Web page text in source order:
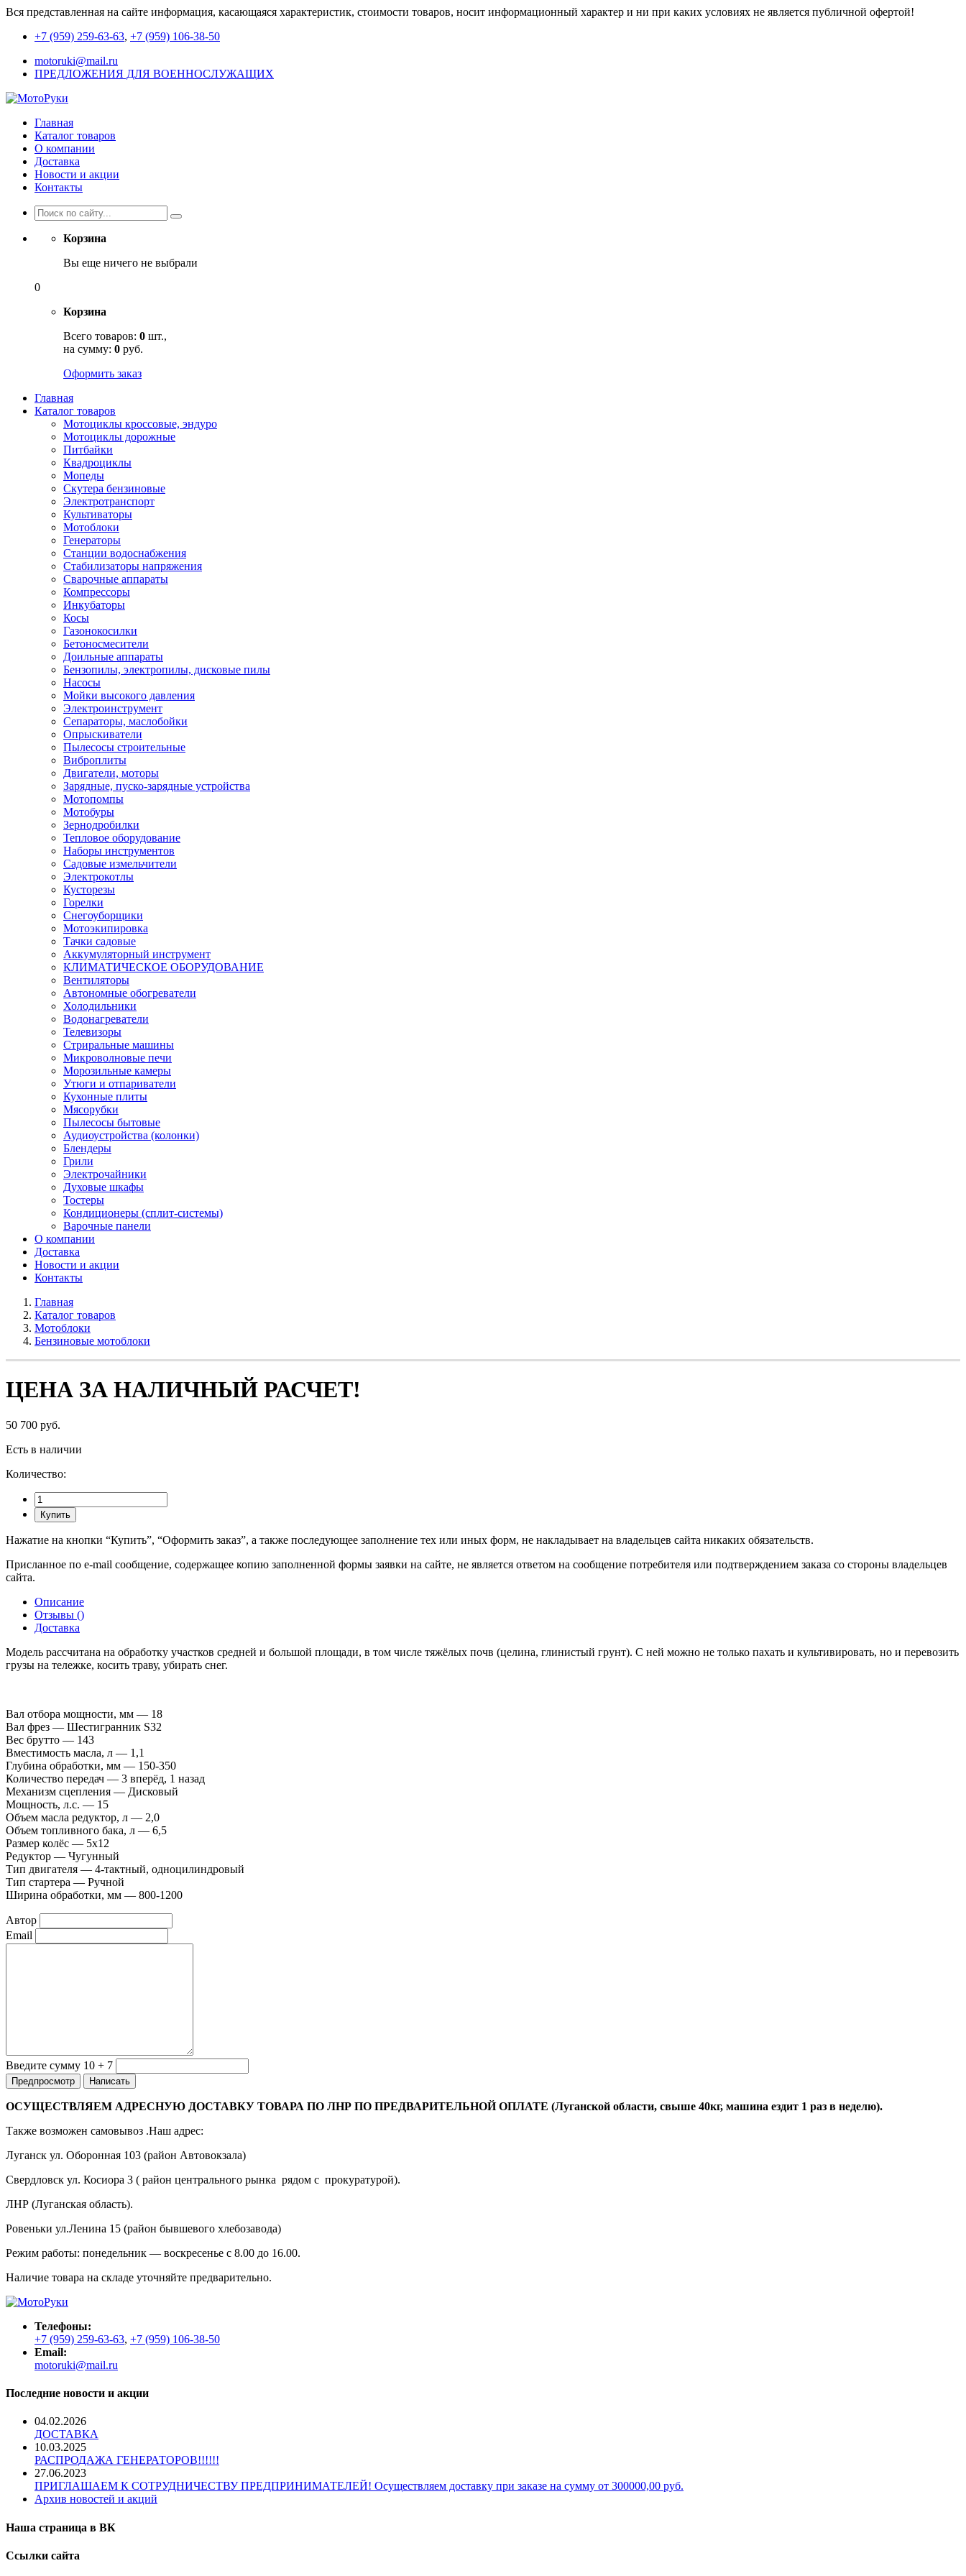
Вся представленная на сайте информация, касающаяся характеристик, стоимости товаров, носит информационный характер и ни при каких условиях не является публичной офертой!
+7 (959) 259-63-63, +7 (959) 106-38-50
motoruki@mail.ru
ПРЕДЛОЖЕНИЯ ДЛЯ ВОЕННОСЛУЖАЩИХ
Главная
Каталог товаров
О компании
Доставка
Новости и акции
Контакты
Корзина
Вы еще ничего не выбрали
0
Корзина
Всего товаров: 0 шт.,
на сумму: 0 руб.
Оформить заказ
Главная
Каталог товаров
Мотоциклы кроссовые, эндуро
Мотоциклы дорожные
Питбайки
Квадроциклы
Мопеды
Скутера бензиновые
Электротранспорт
Культиваторы
Мотоблоки
Генераторы
Станции водоснабжения
Стабилизаторы напряжения
Сварочные аппараты
Компрессоры
Инкубаторы
Косы
Газонокосилки
Бетоносмесители
Доильные аппараты
Бензопилы, электропилы, дисковые пилы
Насосы
Мойки высокого давления
Электроинструмент
Сепараторы, маслобойки
Опрыскиватели
Пылесосы строительные
Виброплиты
Двигатели, моторы
Зарядные, пуско-зарядные устройства
Мотопомпы
Мотобуры
Зернодробилки
Тепловое оборудование
Наборы инструментов
Садовые измельчители
Электрокотлы
Кусторезы
Горелки
Снегоуборщики
Мотоэкипировка
Тачки садовые
Аккумуляторный инструмент
КЛИМАТИЧЕСКОЕ ОБОРУДОВАНИЕ
Вентиляторы
Автономные обогреватели
Холодильники
Водонагреватели
Телевизоры
Стриральные машины
Микроволновые печи
Морозильные камеры
Утюги и отпариватели
Кухонные плиты
Мясорубки
Пылесосы бытовые
Аудиоустройства (колонки)
Блендеры
Грили
Электрочайники
Духовые шкафы
Тостеры
Кондиционеры (сплит-системы)
Варочные панели
О компании
Доставка
Новости и акции
Контакты
Главная
Каталог товаров
Мотоблоки
Бензиновые мотоблоки
ЦЕНА ЗА НАЛИЧНЫЙ РАСЧЕТ!
50 700 руб.
Есть в наличии
Количество:
Купить
Нажатие на кнопки “Купить”, “Оформить заказ”, а также последующее заполнение тех или иных форм, не накладывает на владельцев сайта никаких обязательств.
Присланное по e-mail сообщение, содержащее копию заполненной формы заявки на сайте, не является ответом на сообщение потребителя или подтверждением заказа со стороны владельцев
сайта.
Описание
Отзывы ()
Доставка
Модель рассчитана на обработку участков средней и большой площади, в том числе тяжёлых почв (целина, глинистый грунт). С ней можно не только пахать и культивировать, но и перевозить
грузы на тележке, косить траву, убирать снег.
Вал отбора мощности, мм — 18
Вал фрез — Шестигранник S32
Вес брутто — 143
Вместимость масла, л — 1,1
Глубина обработки, мм — 150-350
Количество передач — 3 вперёд, 1 назад
Механизм сцепления — Дисковый
Мощность, л.с. — 15
Объем масла редуктор, л — 2,0
Объем топливного бака, л — 6,5
Размер колёс — 5х12
Редуктор — Чугунный
Тип двигателя — 4-тактный, одноцилиндровый
Тип стартера — Ручной
Ширина обработки, мм — 800-1200
Автор
Email
Введите сумму 10 + 7
ОСУЩЕСТВЛЯЕМ АДРЕСНУЮ ДОСТАВКУ ТОВАРА ПО ЛНР ПО ПРЕДВАРИТЕЛЬНОЙ ОПЛАТЕ (Луганской области, свыше 40кг, машина ездит 1 раз в неделю).
Также возможен самовывоз .Наш адрес:
Луганск ул. Оборонная 103 (район Автовокзала)
Свердловск ул. Косиора 3 ( район центрального рынка рядом с прокуратурой).
ЛНР (Луганская область).
Ровеньки ул.Ленина 15 (район бывшевого хлебозавода)
Режим работы: понедельник — воскресенье с 8.00 до 16.00.
Наличие товара на складе уточняйте предварительно.
Телефоны:
+7 (959) 259-63-63, +7 (959) 106-38-50
Email:
motoruki@mail.ru
Последние новости и акции
04.02.2026
ДОСТАВКА
10.03.2025
РАСПРОДАЖА ГЕНЕРАТОРОВ!!!!!!
27.06.2023
ПРИГЛАШАЕМ К СОТРУДНИЧЕСТВУ ПРЕДПРИНИМАТЕЛЕЙ! Осуществляем доставку при заказе на сумму от 300000,00 руб.
Архив новостей и акций
Наша страница в ВК
Ссылки сайта